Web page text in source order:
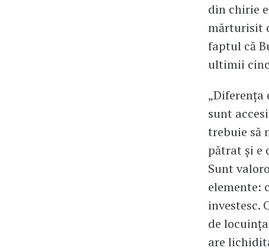
din chirie
mărturisit
faptul că
ultimii
sunt
trebuie să
pătrat și e
Sunt
elemente:
investesc.
de
are